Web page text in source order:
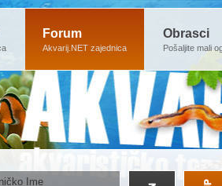
Forum
Akvarij.NET zajednica
Obrasci
Pošaljite mali